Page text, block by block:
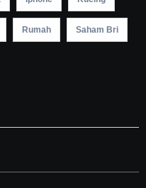
Rumah Saham Bri